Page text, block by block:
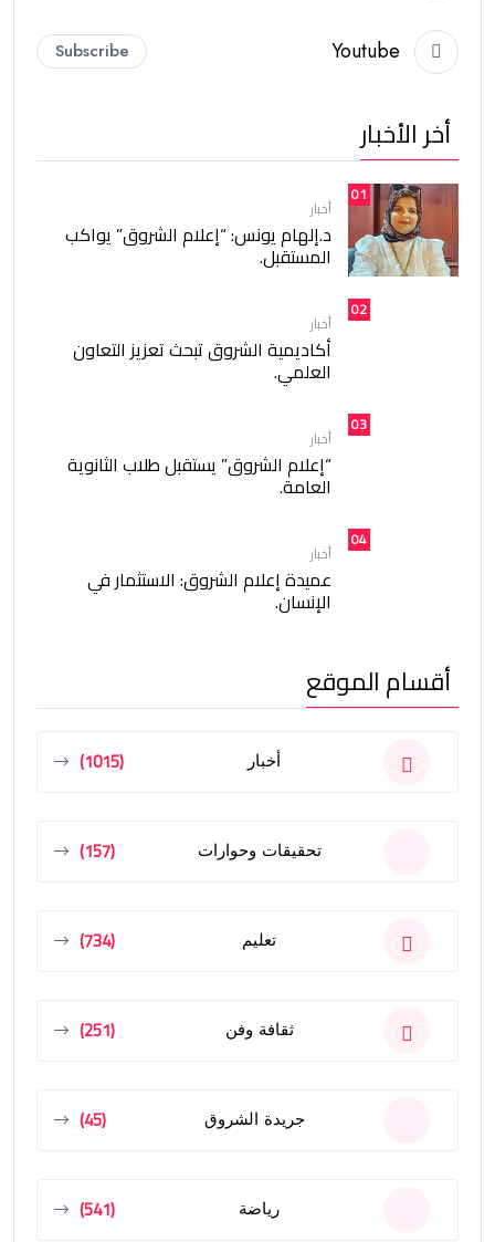
Youtube
Subscribe
أخر الأخبار
01
أخبار
د.إلهام يونس: “إعلام الشروق” يواكب
المستقبل.
02
أخبار
أكاديمية الشروق تبحث تعزيز التعاون
العلمي.
03
أخبار
“إعلام الشروق” يستقبل طلاب الثانوية
العامة.
04
أخبار
عميدة إعلام الشروق: الاستثمار في
الإنسان.
أقسام الموقع
أخبار (1015)
تحقيقات وحوارات (157)
تعليم (734)
ثقافة وفن (251)
جريدة الشروق (45)
رياضة (541)